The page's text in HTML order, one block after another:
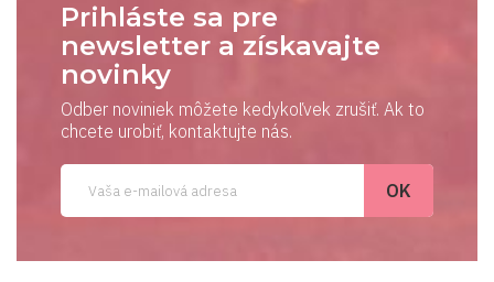
Prihláste sa pre
newsletter a získavajte
novinky
Odber noviniek môžete kedykoľvek zrušiť. Ak to
chcete urobiť, kontaktujte nás.